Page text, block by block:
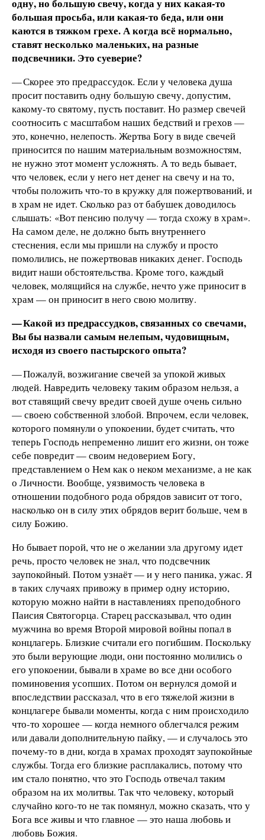
одну, но большую свечу, когда у них какая-то
большая просьба, или какая-то беда, или они
каются в тяжком грехе. А когда всё нормально,
ставят несколько маленьких, на разные
подсвечники. Это суеверие?
— Скорее это предрассудок. Если у человека душа
просит поставить одну большую свечу, допустим,
какому-то святому, пусть поставит. Но размер свечей
соотносить с масштабом наших бедствий и грехов —
это, конечно, нелепость. Жертва Богу в виде свечей
приносится по нашим материальным возможностям,
не нужно этот момент усложнять. А то ведь бывает,
что человек, если у него нет денег на свечу и на то,
чтобы положить что-то в кружку для пожертвований, и
в храм не идет. Сколько раз от бабушек доводилось
слышать: «Вот пенсию получу — тогда схожу в храм».
На самом деле, не должно быть внутреннего
стеснения, если мы пришли на службу и просто
помолились, не пожертвовав никаких денег. Господь
видит наши обстоятельства. Кроме того, каждый
человек, молящийся на службе, нечто уже приносит в
храм — он приносит в него свою молитву.
— Какой из предрассудков, связанных со свечами,
Вы бы назвали самым нелепым, чудовищным,
исходя из своего пастырского опыта?
— Пожалуй, возжигание свечей за упокой живых
людей. Навредить человеку таким образом нельзя, а
вот ставящий свечу вредит своей душе очень сильно
— своею собственной злобой. Впрочем, если человек,
которого помянули о упокоении, будет считать, что
теперь Господь непременно лишит его жизни, он тоже
себе повредит — своим недоверием Богу,
представлением о Нем как о неком механизме, а не как
о Личности. Вообще, уязвимость человека в
отношении подобного рода обрядов зависит от того,
насколько он в силу этих обрядов верит больше, чем в
силу Божию.
Но бывает порой, что не о желании зла другому идет
речь, просто человек не знал, что подсвечник
заупокойный. Потом узнаёт — и у него паника, ужас. Я
в таких случаях привожу в пример одну историю,
которую можно найти в наставлениях преподобного
Паисия Святогорца. Старец рассказывал, что один
мужчина во время Второй мировой войны попал в
концлагерь. Близкие считали его погибшим. Поскольку
это были верующие люди, они постоянно молились о
его упокоении, бывали в храме во все дни особого
поминовения усопших. Потом он вернулся домой и
впоследствии рассказал, что в его тяжелой жизни в
концлагере бывали моменты, когда с ним происходило
что-то хорошее — когда немного облегчался режим
или давали дополнительную пайку, — и случалось это
почему-то в дни, когда в храмах проходят заупокойные
службы. Тогда его близкие расплакались, потому что
им стало понятно, что это Господь отвечал таким
образом на их молитвы. Так что человеку, который
случайно кого-то не так помянул, можно сказать, что у
Бога все живы и что главное — это наша любовь и
любовь Божия.